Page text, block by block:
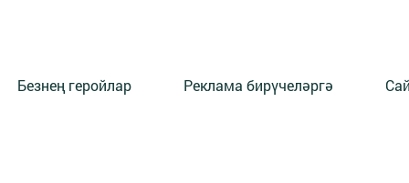
Безнең геройлар Реклама бирүчеләргә